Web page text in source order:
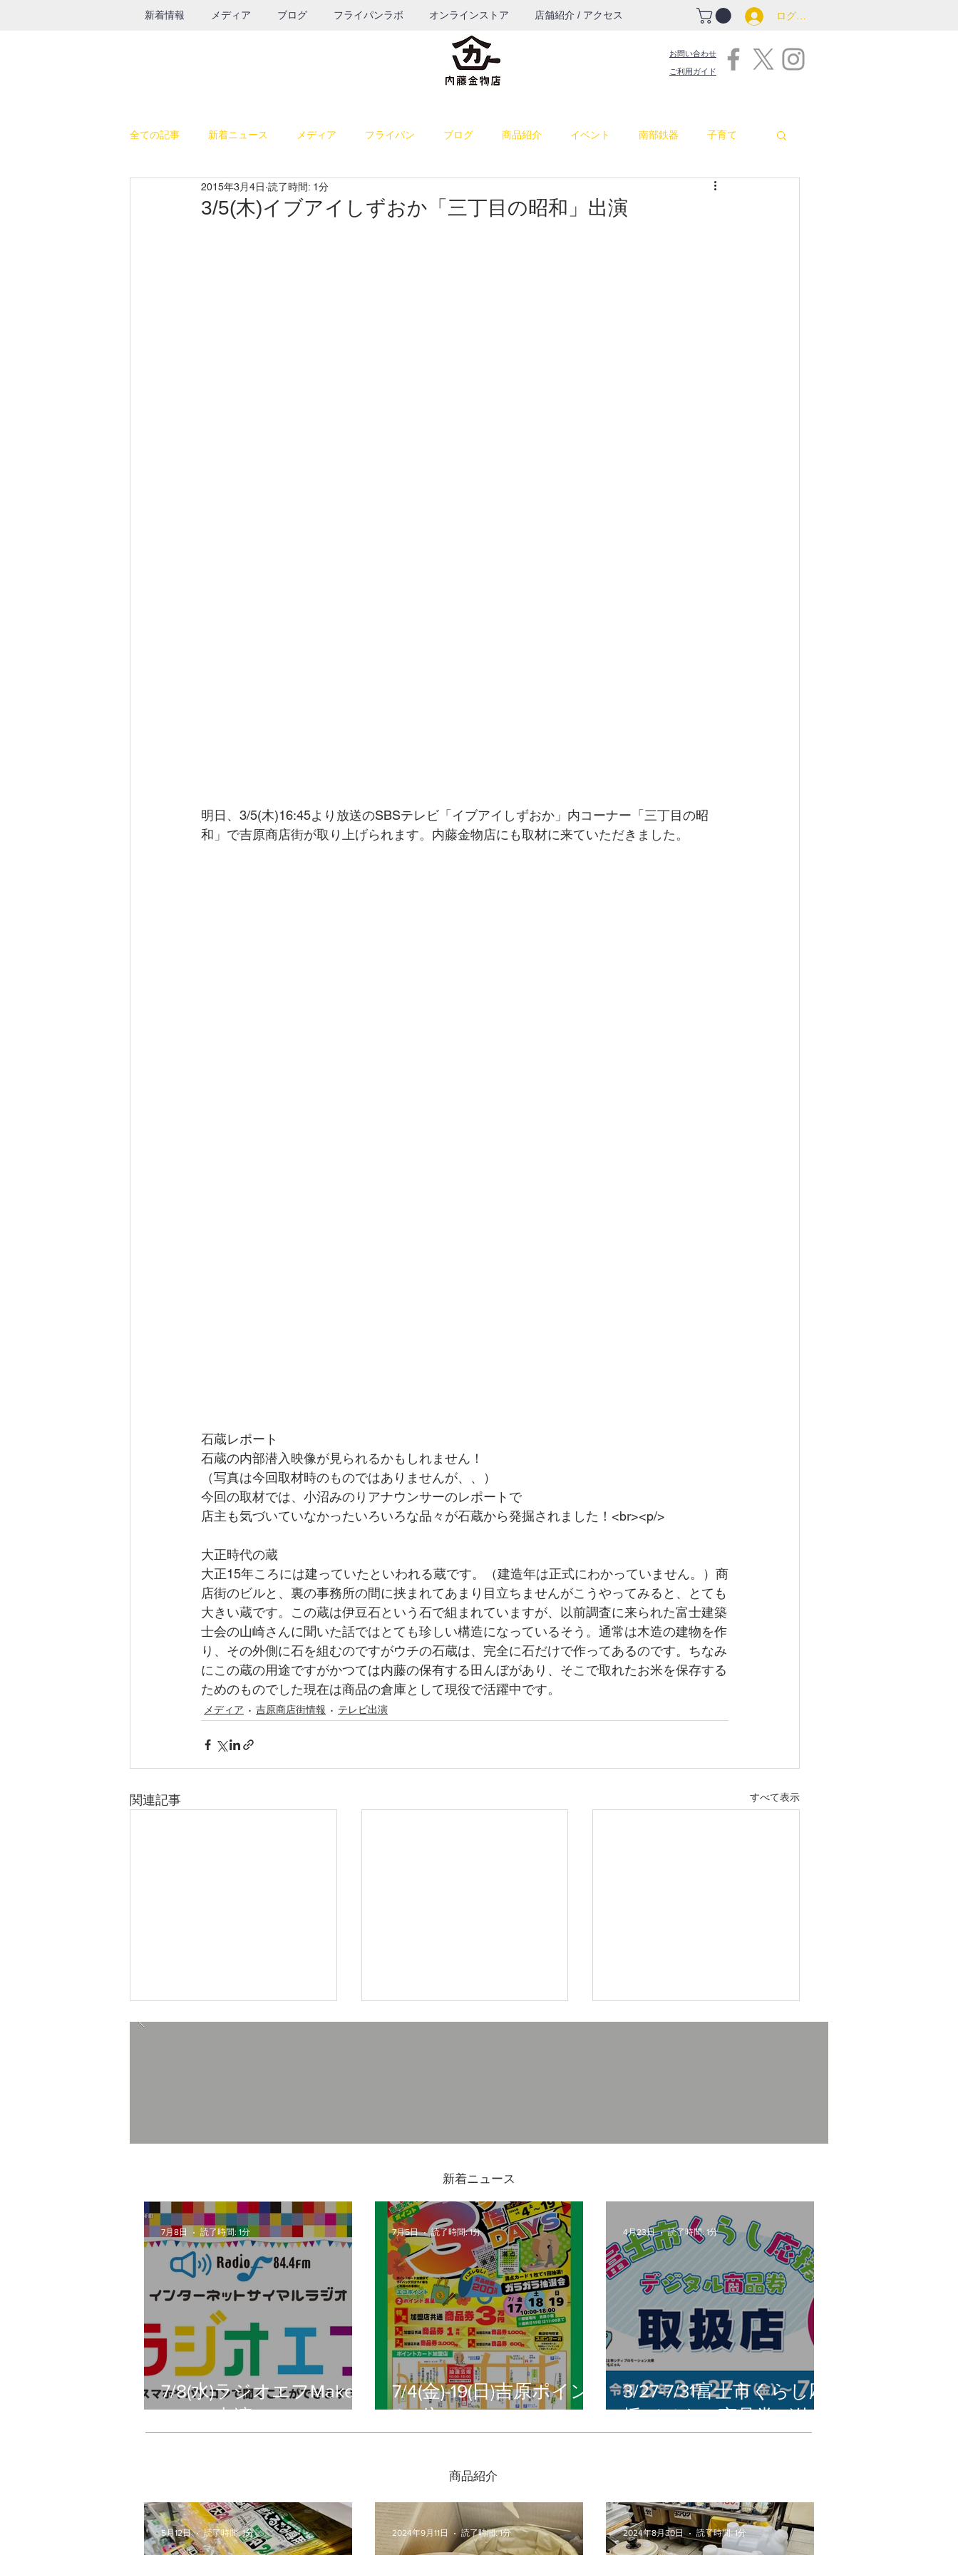
新着情報 メディア ブログ フライパンラボ オンラインストア 店舗紹介 / アクセス ログイン
お問い合わせ
ご利用ガイド
全ての記事 新着ニュース メディア フライパン ブログ 商品紹介 イベント 南部鉄器 子育て
休日の過ごし方 テレビ出演 吉原商店街情報
3/5(木)イブアイしずおか「三丁目の昭和」出演
2015年3月4日 読了時間: 1分
明日、3/5(木)16:45より放送のSBSテレビ「イブアイしずおか」内コーナー「三丁目の昭
和」で吉原商店街が取り上げられます。内藤金物店にも取材に来ていただきました。
石蔵レポート
石蔵の内部潜入映像が見られるかもしれません！
（写真は今回取材時のものではありませんが、、）
今回の取材では、小沼みのりアナウンサーのレポートで
店主も気づいていなかったいろいろな品々が石蔵から発掘されました！<br><p/>
大正時代の蔵
大正15年ころには建っていたといわれる蔵です。（建造年は正式にわかっていません。）商
店街のビルと、裏の事務所の間に挟まれてあまり目立ちませんがこうやってみると、とても
大きい蔵です。この蔵は伊豆石という石で組まれていますが、以前調査に来られた富士建築
士会の山崎さんに聞いた話ではとても珍しい構造になっているそう。通常は木造の建物を作
り、その外側に石を組むのですがウチの石蔵は、完全に石だけで作ってあるのです。ちなみ
にこの蔵の用途ですがかつては内藤の保有する田んぼがあり、そこで取れたお米を保存する
ためのものでした現在は商品の倉庫として現役で活躍中です。
メディア 吉原商店街情報 テレビ出演
関連記事 すべて表示
7/8(水)ラジオエフMake
7/4(金)-19(日)吉原ポイント3
新着ニュース
7/8(水)ラジオエフMake
Happy出演
7月8日 読了時間: 1分
7/4(金)-19(日)吉原ポイン
ト3倍DAYS
7月5日 読了時間: 1分
3/27-7/31富士市くらし応
援デジタル商品券が使え
4月23日 読了時間: 1分
​商品紹介
5月12日 読了時間: 1分 2024年9月11日 読了時間: 1分 2024年8月30日 読了時間: 1分